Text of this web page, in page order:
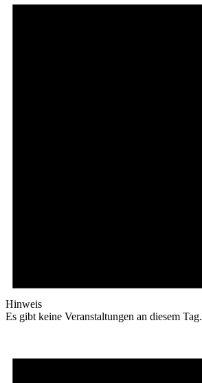
Hinweis
Es gibt keine Veranstaltungen an diesem Tag.